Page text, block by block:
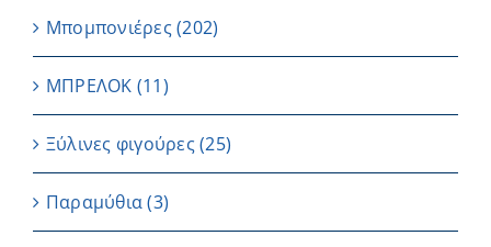
Μπομπονιέρες(202)
ΜΠΡΕΛΟΚ (11)
Ξύλινες φιγούρες(25)
Παραμύθια (3)